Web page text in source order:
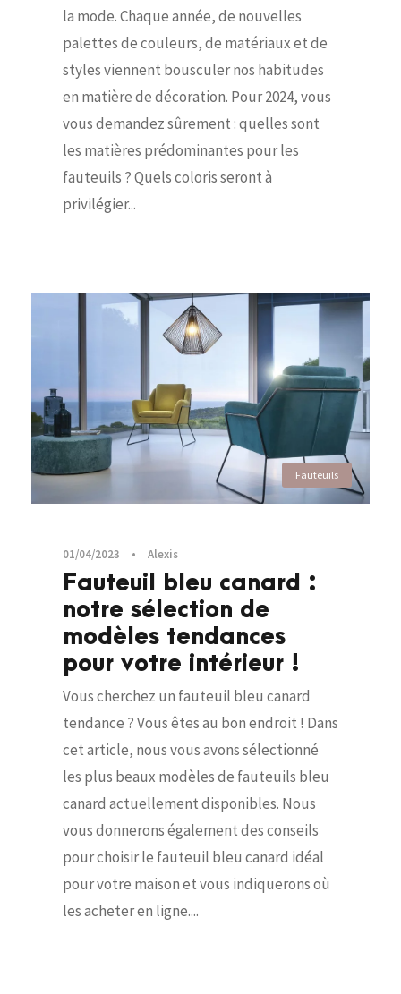
la mode. Chaque année, de nouvelles
palettes de couleurs, de matériaux et de
styles viennent bousculer nos habitudes
en matière de décoration. Pour 2024, vous
vous demandez sûrement : quelles sont
les matières prédominantes pour les
fauteuils ? Quels coloris seront à
privilégier...
Fauteuils
01/04/2023 • Alexis
Fauteuil bleu canard :
notre sélection de
modèles tendances
pour votre intérieur !
Vous cherchez un fauteuil bleu canard
tendance ? Vous êtes au bon endroit ! Dans
cet article, nous vous avons sélectionné
les plus beaux modèles de fauteuils bleu
canard actuellement disponibles. Nous
vous donnerons également des conseils
pour choisir le fauteuil bleu canard idéal
pour votre maison et vous indiquerons où
les acheter en ligne....